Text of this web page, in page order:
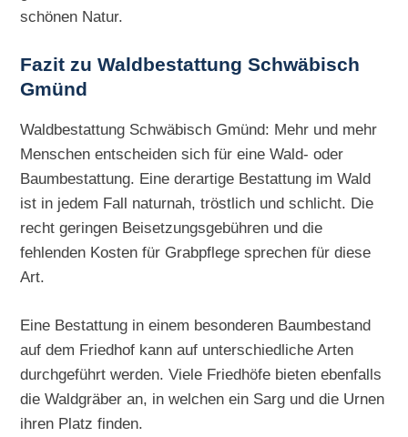
schönen Natur.
Fazit zu Waldbestattung Schwäbisch
Gmünd
Waldbestattung Schwäbisch Gmünd: Mehr und mehr
Menschen entscheiden sich für eine Wald- oder
Baumbestattung. Eine derartige Bestattung im Wald
ist in jedem Fall naturnah, tröstlich und schlicht. Die
recht geringen Beisetzungsgebühren und die
fehlenden Kosten für Grabpflege sprechen für diese
Art.
Eine Bestattung in einem besonderen Baumbestand
auf dem Friedhof kann auf unterschiedliche Arten
durchgeführt werden. Viele Friedhöfe bieten ebenfalls
die Waldgräber an, in welchen ein Sarg und die Urnen
ihren Platz finden.